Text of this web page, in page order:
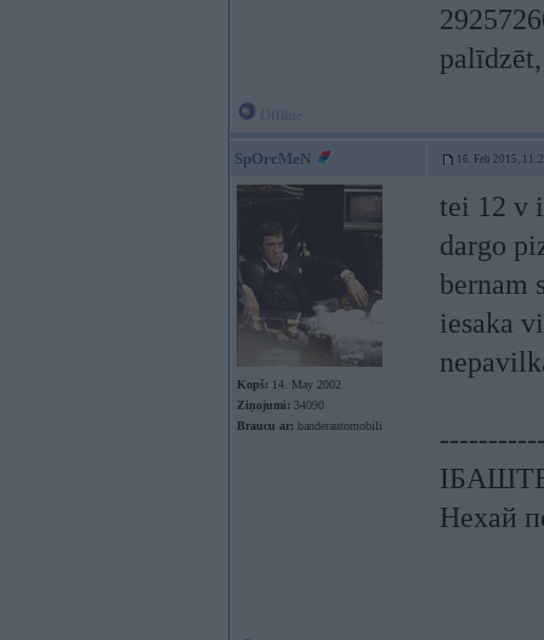
SpOrcMeN 16. Feb 2015,
Kopš: 14. May 2002
Ziņojumi: 34090
Braucu ar: banderautomobili
tei 12 v
dargo
bernam
iesaka
Нехай